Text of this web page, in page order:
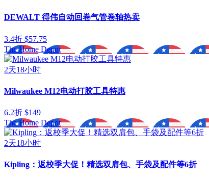
DEWALT 得伟自动回卷气管卷轴热卖
3.4折 $57.75
The Home Depot
2天18小时
Milwaukee M12电动打胶工具特惠
6.2折 $149
The Home Depot
2天18小时
Kipling：返校季大促！精选双肩包、手袋及配件等6折